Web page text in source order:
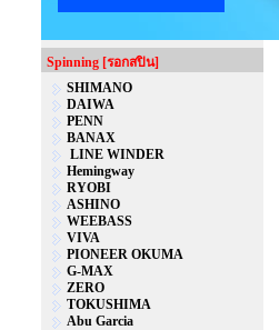
Spinning [รอกสปิน]
SHIMANO
DAIWA
PENN
BANAX
LINE WINDER
Hemingway
RYOBI
ASHINO
WEEBASS
VIVA
PIONEER OKUMA
G-MAX
ZERO
TOKUSHIMA
Abu Garcia